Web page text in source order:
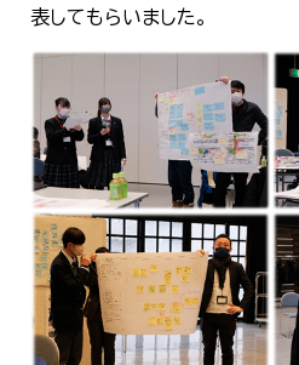
表してもらいました。